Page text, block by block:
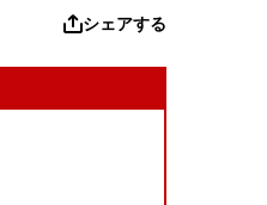
シェアする